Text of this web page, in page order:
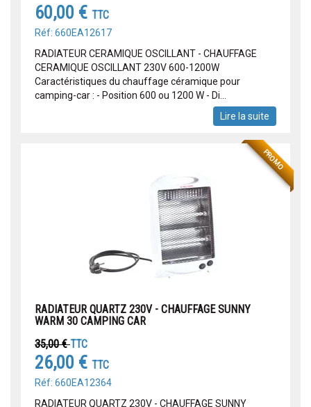
60,00 € TTC
Réf: 660EA12617
RADIATEUR CERAMIQUE OSCILLANT - CHAUFFAGE
CERAMIQUE OSCILLANT 230V 600-1200W
Caractéristiques du chauffage céramique pour
camping-car : - Position 600 ou 1200 W - Di...
Lire la suite
PROMO
RADIATEUR QUARTZ 230V - CHAUFFAGE SUNNY
WARM 30 CAMPING CAR
35,00 €TTC
26,00 € TTC
Réf: 660EA12364
RADIATEUR QUARTZ 230V - CHAUFFAGE SUNNY